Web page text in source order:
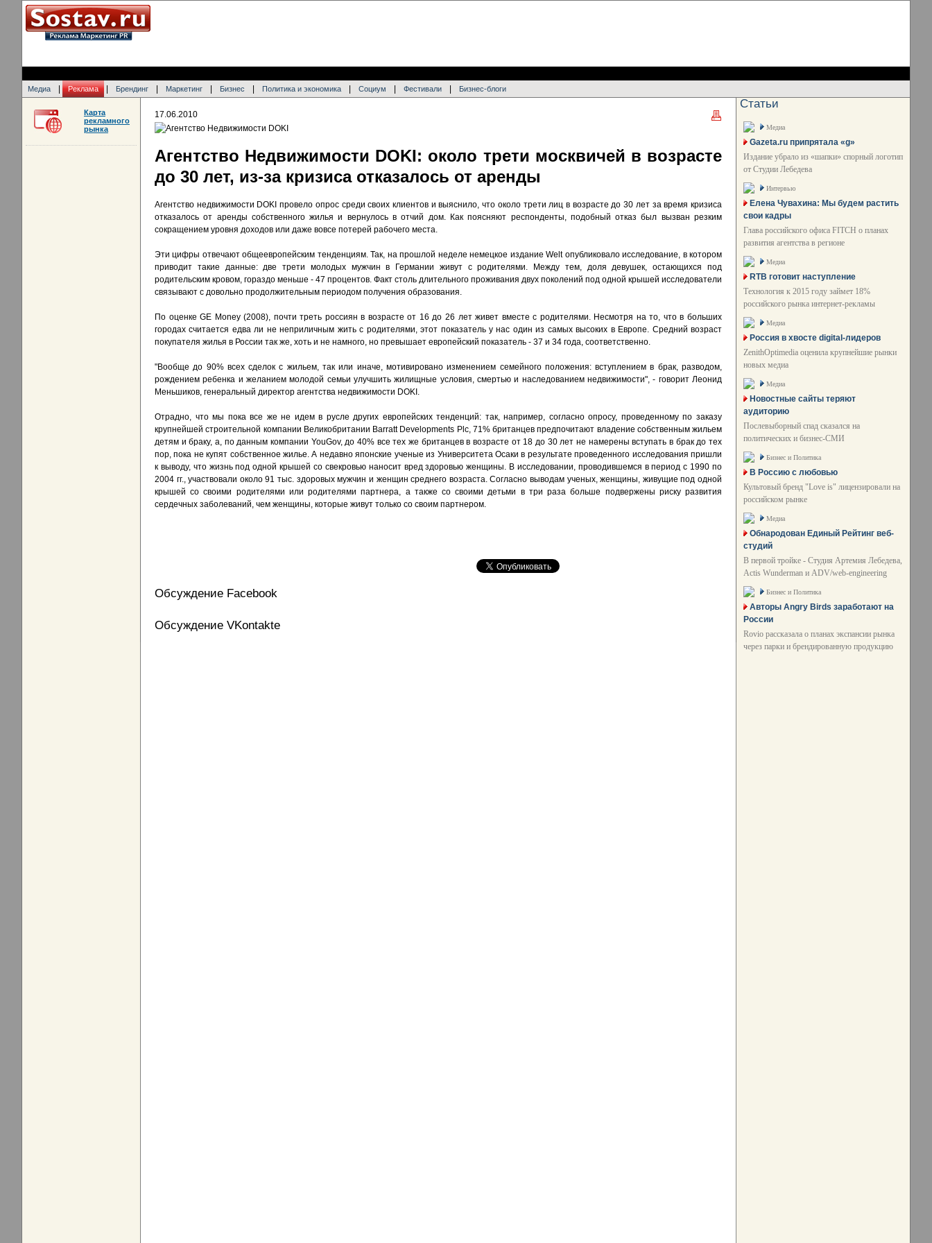
Медиа Реклама Брендинг Маркетинг Бизнес Политика и экономика Социум Фестивали Бизнес-блоги
17.06.2010
Агентство Недвижимости DOKI: около трети москвичей в возрасте
до 30 лет, из-за кризиса отказалось от аренды
Агентство недвижимости DOKI провело опрос среди своих клиентов и выяснило, что около трети лиц в возрасте до 30 лет за время кризиса
отказалось от аренды собственного жилья и вернулось в отчий дом. Как поясняют респонденты, подобный отказ был вызван резким
сокращением уровня доходов или даже вовсе потерей рабочего места.
Эти цифры отвечают общеевропейским тенденциям. Так, на прошлой неделе немецкое издание Welt опубликовало исследование, в котором
приводит такие данные: две трети молодых мужчин в Германии живут с родителями. Между тем, доля девушек, остающихся под
родительским кровом, гораздо меньше - 47 процентов. Факт столь длительного проживания двух поколений под одной крышей исследователи
связывают с довольно продолжительным периодом получения образования.
По оценке GE Money (2008), почти треть россиян в возрасте от 16 до 26 лет живет вместе с родителями. Несмотря на то, что в больших
городах считается едва ли не неприличным жить с родителями, этот показатель у нас один из самых высоких в Европе. Cредний возраст
покупателя жилья в России так же, хоть и не намного, но превышает европейский показатель - 37 и 34 года, соответственно.
"Вообще до 90% всех сделок с жильем, так или иначе, мотивировано изменением семейного положения: вступлением в брак, разводом,
рождением ребенка и желанием молодой семьи улучшить жилищные условия, смертью и наследованием недвижимости", - говорит Леонид
Меньшиков, генеральный директор агентства недвижимости DOKI.
Отрадно, что мы пока все же не идем в русле других европейских тенденций: так, например, согласно опросу, проведенному по заказу
крупнейшей строительной компании Великобритании Barratt Developments Plc, 71% британцев предпочитают владение собственным жильем
детям и браку, а, по данным компании YouGov, до 40% все тех же британцев в возрасте от 18 до 30 лет не намерены вступать в брак до тех
пор, пока не купят собственное жилье. А недавно японские ученые из Университета Осаки в результате проведенного исследования пришли
к выводу, что жизнь под одной крышей со свекровью наносит вред здоровью женщины. В исследовании, проводившемся в период с 1990 по
2004 гг., участвовали около 91 тыс. здоровых мужчин и женщин среднего возраста. Согласно выводам ученых, женщины, живущие под одной
крышей со своими родителями или родителями партнера, а также со своими детьми в три раза больше подвержены риску развития
сердечных заболеваний, чем женщины, которые живут только со своим партнером.
Обсуждение Facebook
Обсуждение VKontakte
Карта
рекламного
рынка
Статьи
Медиа
Gazeta.ru припрятала «g»
Издание убрало из «шапки» спорный логотип
от Студии Лебедева
Интервью
Елена Чувахина: Мы будем растить
свои кадры
Глава российского офиса FITCH о планах
развития агентства в регионе
Медиа
RTB готовит наступление
Технология к 2015 году займет 18%
российского рынка интернет-рекламы
Медиа
Россия в хвосте digital-лидеров
ZenithOptimedia оценила крупнейшие рынки
новых медиа
Медиа
Новостные сайты теряют
аудиторию
Послевыборный спад сказался на
политических и бизнес-СМИ
Бизнес и Политика
В Россию с любовью
Культовый бренд "Love is" лицензировали на
российском рынке
Медиа
Обнародован Единый Рейтинг веб-
студий
В первой тройке - Студия Артемия Лебедева,
Actis Wunderman и ADV/web-engineering
Бизнес и Политика
Авторы Angry Birds заработают на
России
Rovio рассказала о планах экспансии рынка
через парки и брендированную продукцию